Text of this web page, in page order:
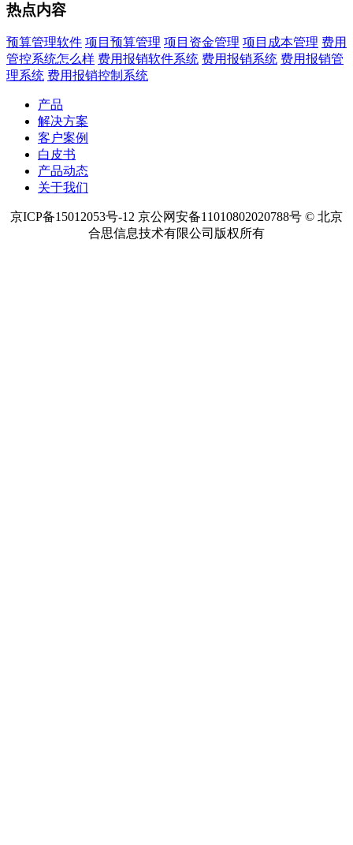
热点内容
预算管理软件 项目预算管理 项目资金管理 项目成本管理 费用
管控系统怎么样 费用报销软件系统 费用报销系统 费用报销管
理系统 费用报销控制系统
产品
解决方案
客户案例
白皮书
产品动态
关于我们
京ICP备15012053号-12 京公网安备11010802020788号 © 北京
合思信息技术有限公司版权所有